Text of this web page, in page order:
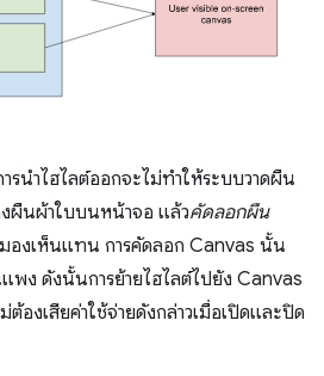
รนำไฮไลต์ออกจะไม่ทำให้ระบบวาดผืน
งผืนผ้าใบบนหน้าจอ แล้วคัดลอกผืน
องเห็นแทน การคัดลอก Canvas นั้น
พง ดังนั้นการย้ายไฮไลต์ไปยัง Canvas
ต้องเสียค่าใช้จ่ายดังกล่าวเมื่อเปิดและปิด